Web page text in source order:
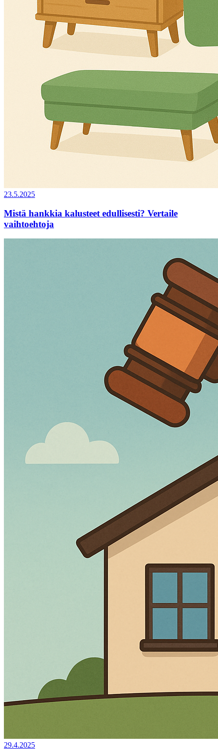
23.5.2025
Mistä hankkia kalusteet edullisesti? Vertaile
vaihtoehtoja
29.4.2025